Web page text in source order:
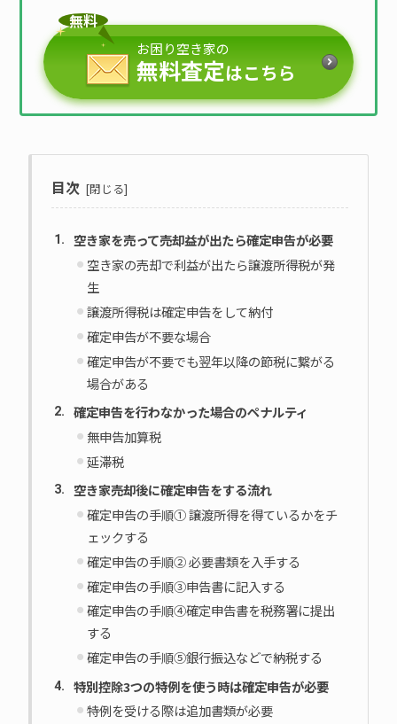
無料
お困り空き家の
無料査定はこちら
目次
空き家を売って売却益が出たら確定申告が必要
空き家の売却で利益が出たら譲渡所得税が発
生
譲渡所得税は確定申告をして納付
確定申告が不要な場合
確定申告が不要でも翌年以降の節税に繋がる
場合がある
確定申告を行わなかった場合のペナルティ
無申告加算税
延滞税
空き家売却後に確定申告をする流れ
確定申告の手順① 譲渡所得を得ているかをチ
ェックする
確定申告の手順② 必要書類を入手する
確定申告の手順③申告書に記入する
確定申告の手順④確定申告書を税務署に提出
する
確定申告の手順⑤銀行振込などで納税する
特別控除3つの特例を使う時は確定申告が必要
特例を受ける際は追加書類が必要